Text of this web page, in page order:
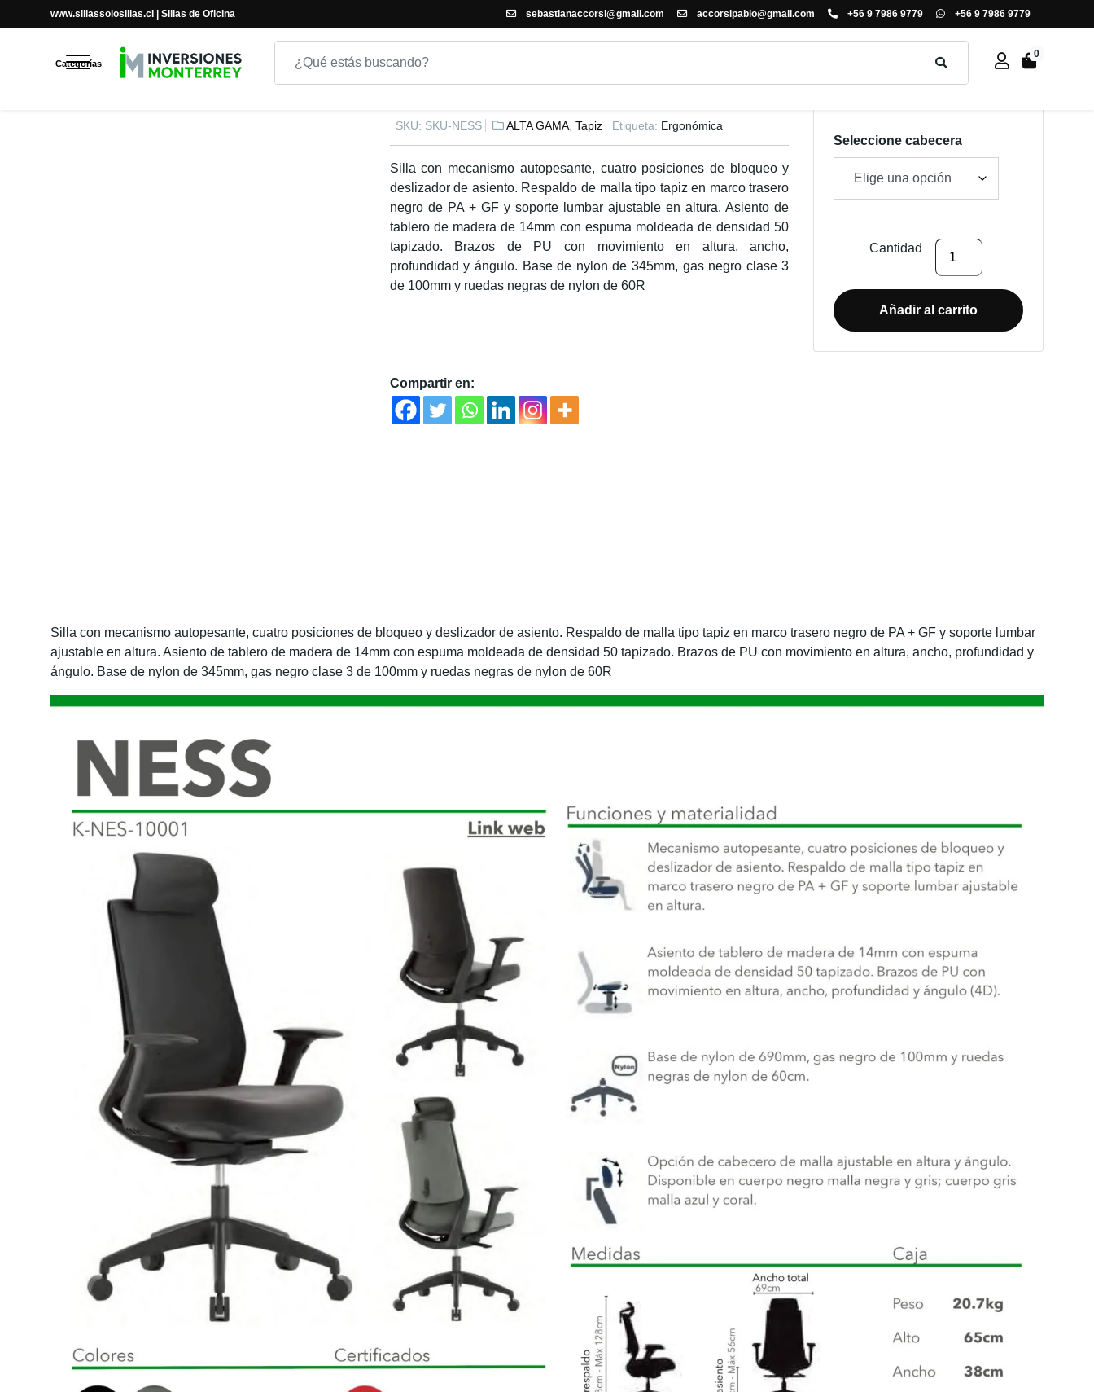
www.sillassolosillas.cl | Sillas de Oficina sebastianaccorsi@gmail.com accorsipablo@gmail.com +56 9 7986 9779 +56 9 7986 9779
Categorías
0
SILLA DE OFICINA NESS
SILLA DE OFICINA NESS
SKU: SKU-NESS ALTA GAMA, Tapiz Etiqueta: Ergonómica
Silla con mecanismo autopesante, cuatro posiciones de bloqueo y
deslizador de asiento. Respaldo de malla tipo tapiz en marco trasero
negro de PA + GF y soporte lumbar ajustable en altura. Asiento de
tablero de madera de 14mm con espuma moldeada de densidad 50
tapizado. Brazos de PU con movimiento en altura, ancho,
profundidad y ángulo. Base de nylon de 345mm, gas negro clase 3
de 100mm y ruedas negras de nylon de 60R
Compartir en:
desde
$196.000
hasta
Seleccione cabecera
Cantidad
SILLA
OFICINA
NESS
Añadir al carrito
Silla con mecanismo autopesante, cuatro posiciones de bloqueo y deslizador de asiento. Respaldo de malla tipo tapiz en marco trasero negro de PA + GF y soporte lumbar
ajustable en altura. Asiento de tablero de madera de 14mm con espuma moldeada de densidad 50 tapizado. Brazos de PU con movimiento en altura, ancho, profundidad y
ángulo. Base de nylon de 345mm, gas negro clase 3 de 100mm y ruedas negras de nylon de 60R